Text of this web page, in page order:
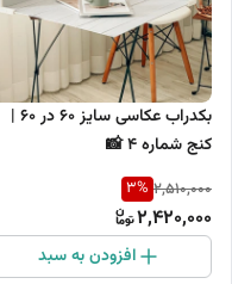
بکدراب عکاسی سایز 60 در 60 |
کنج شماره 4 📸
2,510,000
3%
2,420,000
افزودن به سبد